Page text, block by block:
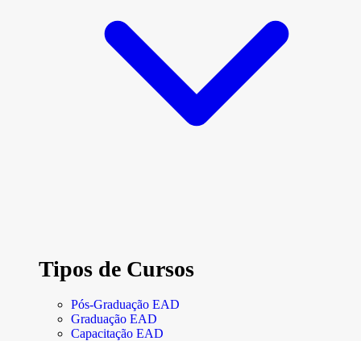
Tipos de Cursos
Pós-Graduação EAD
Graduação EAD
Capacitação EAD